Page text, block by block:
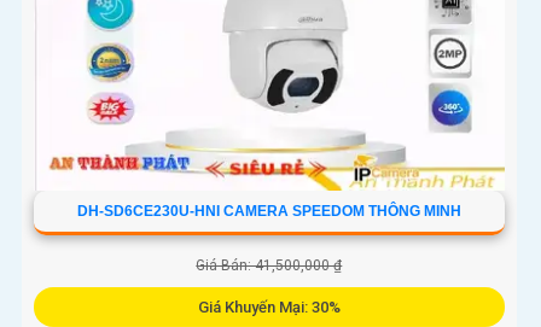
DH-SD6CE230U-HNI CAMERA SPEEDOM THÔNG MINH
Giá Bán: 41,500,000 ₫
Giá Khuyến Mại: 30%